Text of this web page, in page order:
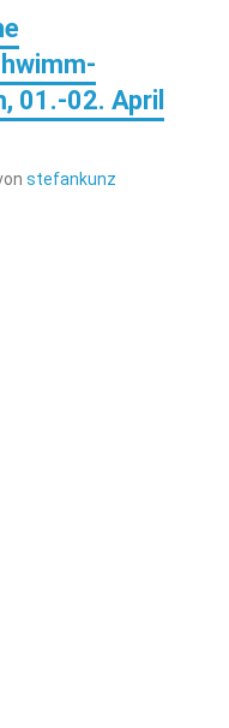
01.-02. April
stefankunz